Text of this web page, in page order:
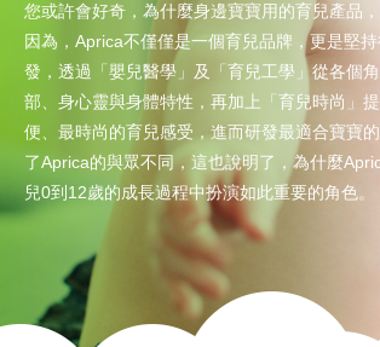
您或許會好奇，為什麼身邊寶寶用的育兒產品，
因為，Aprica不僅僅是一個育兒品牌，更是堅持
發，透過「嬰兒醫學」及「育兒工學」從各個
部、身心靈與身體特性，再加上「育兒時尚」提
便、最時尚的育兒感受，進而研發最適合寶寶
了Aprica的與眾不同，這也說明了，為什麼
兒0到12歲的成長過程中扮演如此重要的角色。